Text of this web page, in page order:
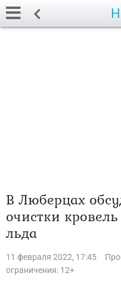
В Люберцах
очистки
льда
11 февраля 2022, 17:45
ограничения: 12+